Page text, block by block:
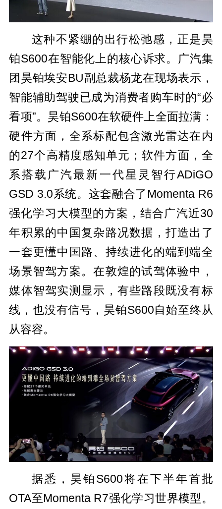
这种不紧绷的出行松弛感，正是昊
铂S600在智能化上的核心诉求。广汽集
团昊铂埃安BU副总裁杨龙在现场表示，
智能辅助驾驶已成为消费者购车时的“必
看项”。昊铂S600在软硬件上全面拉满：
硬件方面，全系标配包含激光雷达在内
的27个高精度感知单元；软件方面，全
系搭载广汽最新一代星灵智行ADiGO
GSD 3.0系统。这套融合了Momenta R6
强化学习大模型的方案，结合广汽近30
年积累的中国复杂路况数据，打造出了
一套更懂中国路、持续进化的端到端全
场景智驾方案。在敦煌的试驾体验中，
媒体智驾实测显示，有些路段既没有标
线，也没有信号，昊铂S600自始至终从
从容容。
据悉，昊铂S600将在下半年首批
OTA至Momenta R7强化学习世界模型。